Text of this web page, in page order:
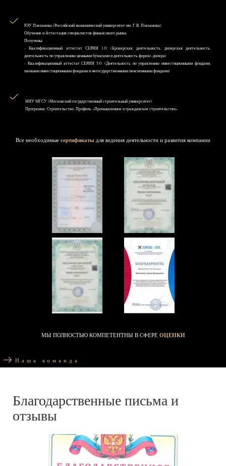
РЭУ Плеханова (Российский экономический университет им. Г.В. Плеханова)
Обучение и Аттестация специалистов финансового рынка
Получены:
- Квалификационный аттестат СЕРИИ 1.0: (Брокерская деятельность, дилерская деятельность,
деятельность по управлению ценными бумагами и деятельность форекс-дилера)
- Квалификационный аттестат СЕРИИ 5.0: (Деятельность по управлению инвестиционными фондами,
паевыми инвестиционными фондами и негосударственными пенсионными фондами)
НИУ MГСУ (Московский государственный строительный университет)
Программа: Строительство, Профиль «Промышленное и гражданское строительство»
Все необходимые сертификаты для ведения деятельности и развития компании
МЫ ПОЛНОСТЬЮ КОМПЕТЕНТНЫ В СФЕРЕ ОЦЕНКИ
Наша команда
Благодарственные письма и
отзывы